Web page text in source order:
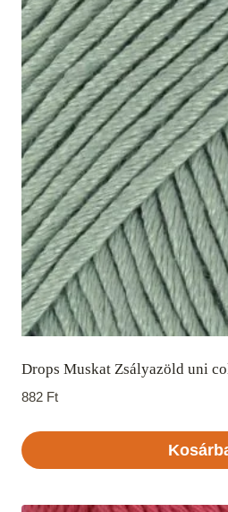
Drops Muskat Zsályazöld uni
882 Ft